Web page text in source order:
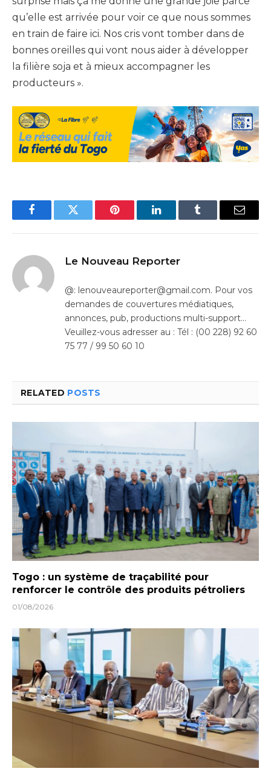
qu’elle est arrivée pour voir ce que nous sommes
en train de faire ici. Nos cris vont tomber dans de
bonnes oreilles qui vont nous aider à développer
la filière soja et à mieux accompagner les
producteurs ».
FacebookTwitter Pinterest LinkedInTumblr Email
Le Nouveau Reporter
@: lenouveaureporter@gmail.com. Pour vos
demandes de couvertures médiatiques,
annonces, pub, productions multi-support…
Veuillez-vous adresser au : Tél : (00 228) 92 60
75 77 / 99 50 60 10
RELATED POSTS
Togo : un système de traçabilité pour
renforcer le contrôle des produits pétroliers
01/08/2026